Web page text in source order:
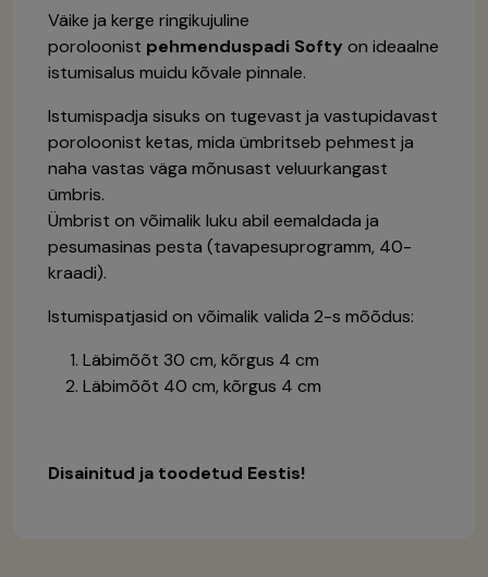
Väike ja kerge ringikujuline
poroloonist pehmenduspadi Softy on ideaalne
istumisalus muidu kõvale pinnale.
Istumispadja sisuks on tugevast ja vastupidavast
poroloonist ketas, mida ümbritseb pehmest ja
naha vastas väga mõnusast veluurkangast
ümbris.
Ümbrist on võimalik luku abil eemaldada ja
pesumasinas pesta (tavapesuprogramm, 40-
kraadi).
Istumispatjasid on võimalik valida 2-s mõõdus:
Läbimõõt 30 cm, kõrgus 4 cm
Läbimõõt 40 cm, kõrgus 4 cm
Disainitud ja toodetud Eestis!